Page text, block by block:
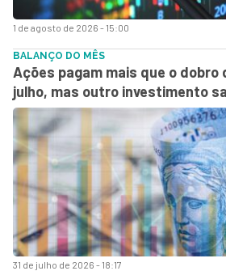
1 de agosto de 2026 - 15:00
31 de julho de 2026 - 18:17
BALANÇO DO MÊS
Ações pagam mais que o dobro
julho, mas outro investimento